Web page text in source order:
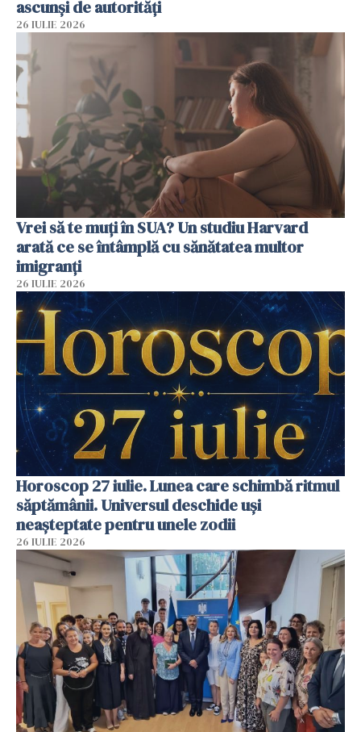
ascunși de autorități
26 IULIE 2026
Vrei să te muți în SUA? Un studiu Harvard
arată ce se întâmplă cu sănătatea multor
imigranți
26 IULIE 2026
Horoscop 27 iulie. Lunea care schimbă ritmul
săptămânii. Universul deschide uși
neașteptate pentru unele zodii
26 IULIE 2026